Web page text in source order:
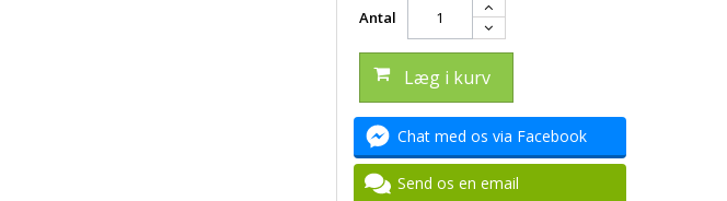
Antal
Læg i kurv
Chat med os via Facebook
Send os en email